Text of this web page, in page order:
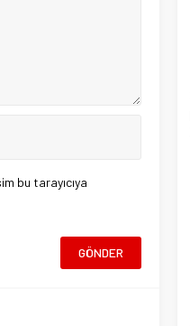
bu tarayıcıya